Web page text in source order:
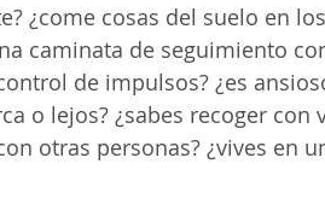
¿come cosas del suelo en
caminata de seguimiento
de impulsos? ¿es
o lejos? ¿sabes recoger con
otras personas? ¿vives en